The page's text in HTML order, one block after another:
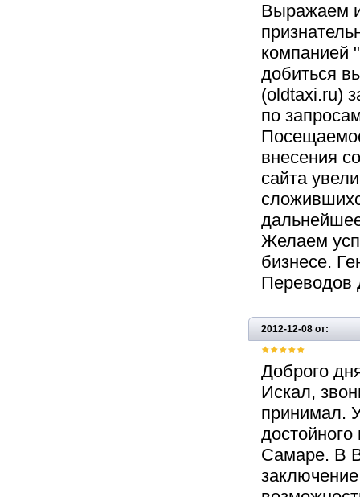
Выражаем
компанией
добиться
(oldtaxi.ru)
по
внесения
сайта
Желаем
бизнесе.
2012-12-08 от:
Доброго
Искал,
принимал.
Самаре. В